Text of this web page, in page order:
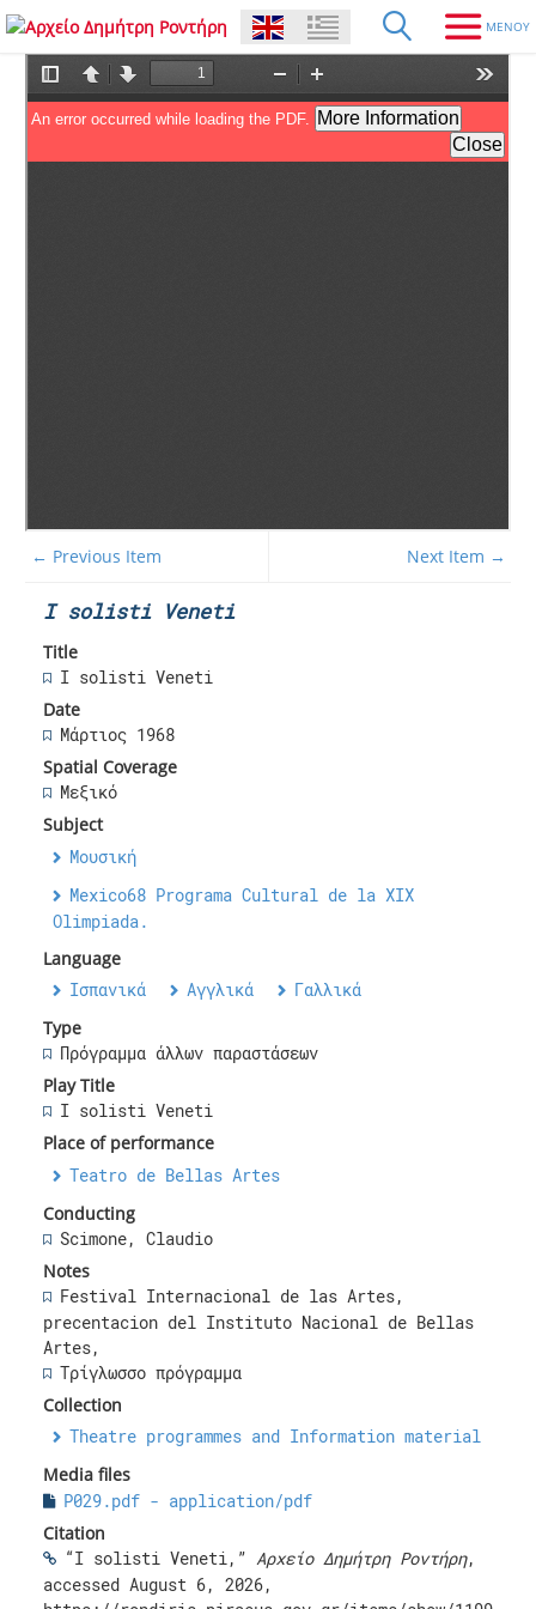
← Previous Item Next Item →
I solisti Veneti
Title
I solisti Veneti
Date
Μάρτιος 1968
Spatial Coverage
Μεξικό
Subject
Μουσική
Mexico68 Programa Cultural de la XIX
Olimpiada.
Language
Ισπανικά
Αγγλικά
Γαλλικά
Type
Πρόγραμμα άλλων παραστάσεων
Play Title
I solisti Veneti
Place of performance
Teatro de Bellas Artes
Conducting
Scimone, Claudio
Notes
Festival Internacional de las Artes,
precentacion del Instituto Nacional de Bellas
Artes,
Τρίγλωσσο πρόγραμμα
Collection
Theatre programmes and Information material
Media files
P029.pdf - application/pdf
Citation
“I solisti Veneti,” Αρχείο Δημήτρη Ροντήρη,
accessed August 6, 2026,